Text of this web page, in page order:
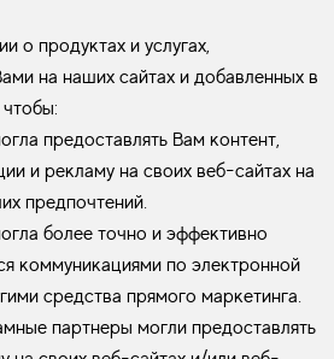
о продуктах и услугах,
на наших сайтах и добавленных в
предоставлять Вам контент,
и рекламу на своих веб-сайтах на
предпочтений.
более точно и эффективно
коммуникациями по электронной
средства прямого маркетинга.
партнеры могли предоставлять